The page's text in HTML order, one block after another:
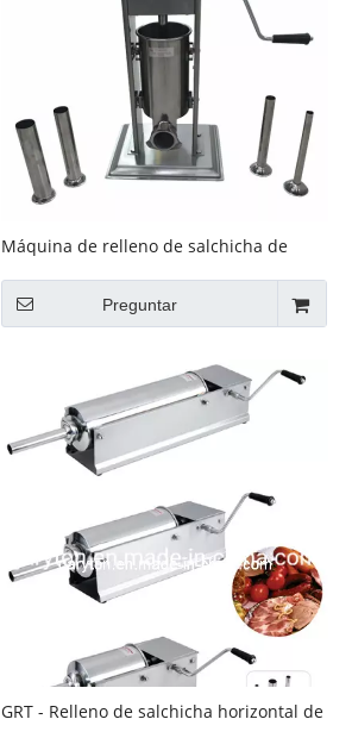
Máquina de relleno de salchicha de
Preguntar
GRT - Relleno de salchicha horizontal de